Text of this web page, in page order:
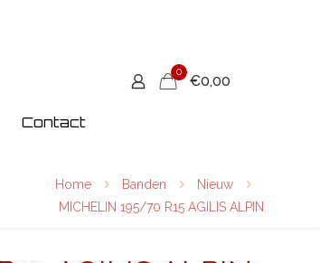
Contact
0
€0,00
Home Banden
Nieuw
MICHELIN 195/70 R15 AGILIS ALPIN